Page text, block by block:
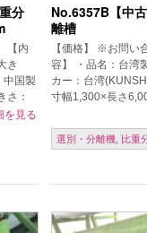
分
【内
き
中国製
さ：
ス 一
を見る
No.6357B【中
離槽
【価格】 ※お問い
容】 ・品名：台湾
カー：台湾
寸幅1,300×長さ
架台、投入スクリ
クリューコンベア
選別・分離機, 比重